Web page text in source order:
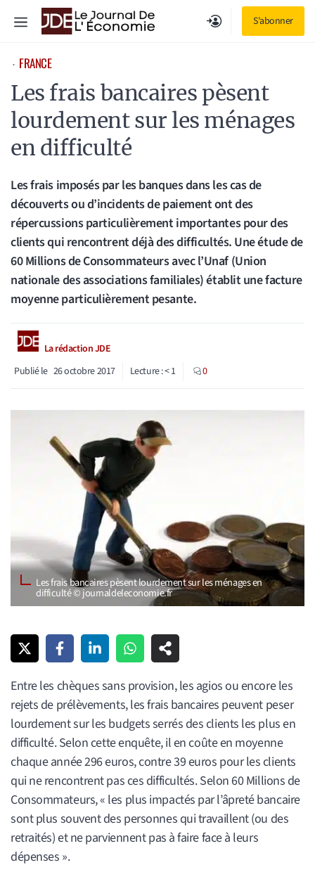
S'abonner
Menu
⋅ FRANCE
Les frais bancaires pèsent
lourdement sur les ménages
en difficulté
Les frais imposés par les banques dans les cas de
découverts ou d’incidents de paiement ont des
répercussions particulièrement importantes pour des
clients qui rencontrent déjà des difficultés. Une étude de
60 Millions de Consommateurs avec l’Unaf (Union
nationale des associations familiales) établit une facture
moyenne particulièrement pesante.
La rédaction JDE
Publié le 26 octobre 2017 Lecture :< 1 0
Les frais bancaires pèsent lourdement sur les ménages en
difficulté © journaldeleconomie.fr
Entre les chèques sans provision, les agios ou encore les
rejets de prélèvements, les frais bancaires peuvent peser
lourdement sur les budgets serrés des clients les plus en
difficulté. Selon cette enquête, il en coûte en moyenne
chaque année 296 euros, contre 39 euros pour les clients
qui ne rencontrent pas ces difficultés. Selon 60 Millions de
Consommateurs, « les plus impactés par l’âpreté bancaire
sont plus souvent des personnes qui travaillent (ou des
retraités) et ne parviennent pas à faire face à leurs
dépenses ».